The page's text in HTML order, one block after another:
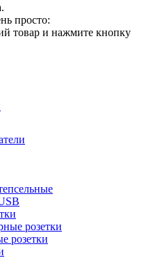
просто:
товар и нажмите кнопку
розетки
розетки